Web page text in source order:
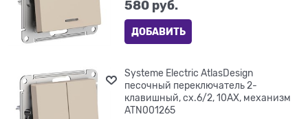
580 руб.
ДОБАВИТЬ
Systeme Electric AtlasDesign
песочный переключатель 2-
клавишный, сх.6/2, 10АХ, механизм
ATN001265